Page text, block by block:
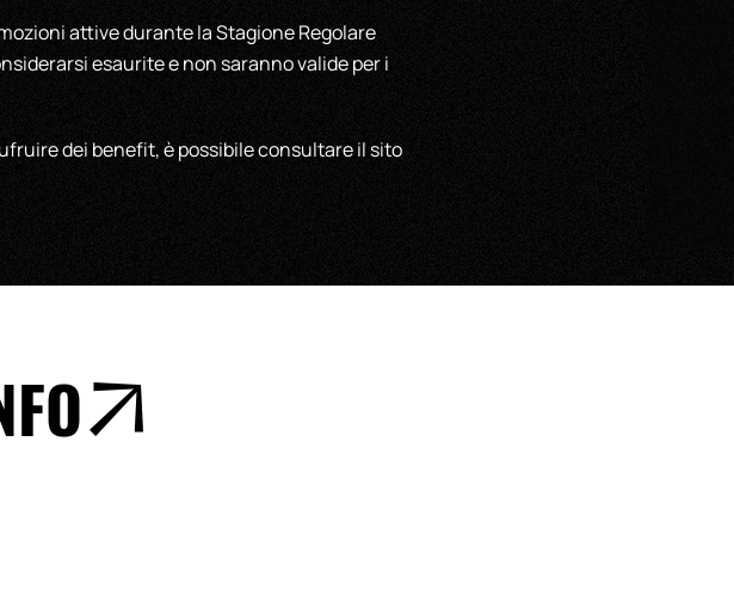
attive durante la Stagione Regolare
esaurite e non saranno valide per i
dei benefit, è possibile consultare il sito